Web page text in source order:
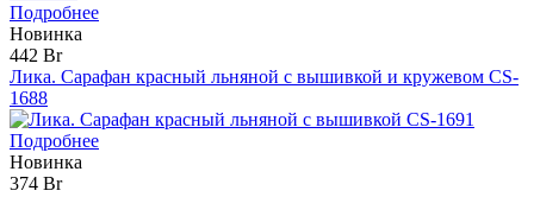
Подробнее
Новинка
442 Br
Лика. Сарафан красный льняной с вышивкой и кружевом CS-
1688
Подробнее
Новинка
374 Br